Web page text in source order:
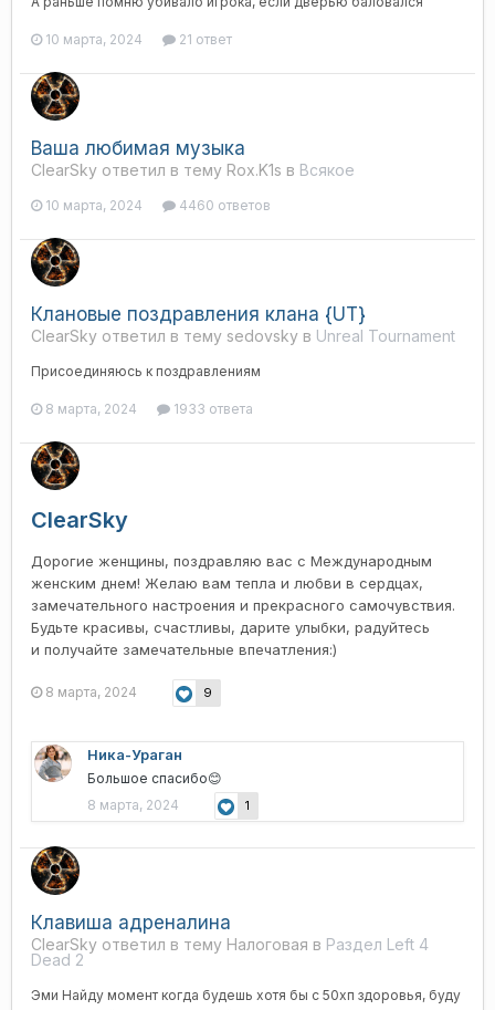
10 марта, 2024 21 ответ
Ваша любимая музыка
ClearSky ответил в тему Rox.K1s в Всякое
10 марта, 2024 4460 ответов
Клановые поздравления клана {UT}
ClearSky ответил в тему sedovsky в Unreal Tournament
Присоединяюсь к поздравлениям
8 марта, 2024 1933 ответа
ClearSky
Дорогие женщины, поздравляю вас с Международным
женским днем! Желаю вам тепла и любви в сердцах,
замечательного настроения и прекрасного самочувствия.
Будьте красивы, счастливы, дарите улыбки, радуйтесь
и получайте замечательные впечатления:)
8 марта, 2024 9
Ника-Ураган
Большое спасибо😊
8 марта, 2024
1
Клавиша адреналина
ClearSky ответил в тему Налоговая в Раздел Left 4
Dead 2
Эми Найду момент когда будешь хотя бы с 50хп здоровья, буду